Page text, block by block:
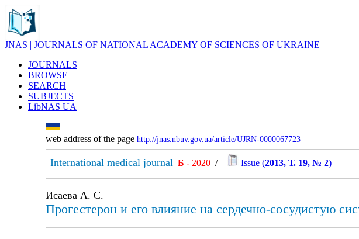
JNAS | JOURNALS OF NATIONAL ACADEMY OF SCIENCES OF UKRAINE
JOURNALS
BROWSE
SEARCH
SUBJECTS
LibNAS UA
web address of the page http://jnas.nbuv.gov.ua/article/UJRN-0000067723
International medical journal Б - 2020/ Issue (2013, Т. 19, № 2)
Исаева А. С.
Прогестерон и его влияние на сердечно-сосудистую